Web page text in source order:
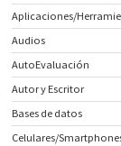
Aplicaciones/
Audios
AutoEvaluación
Autor y Escritor
Bases de datos
Celulares/